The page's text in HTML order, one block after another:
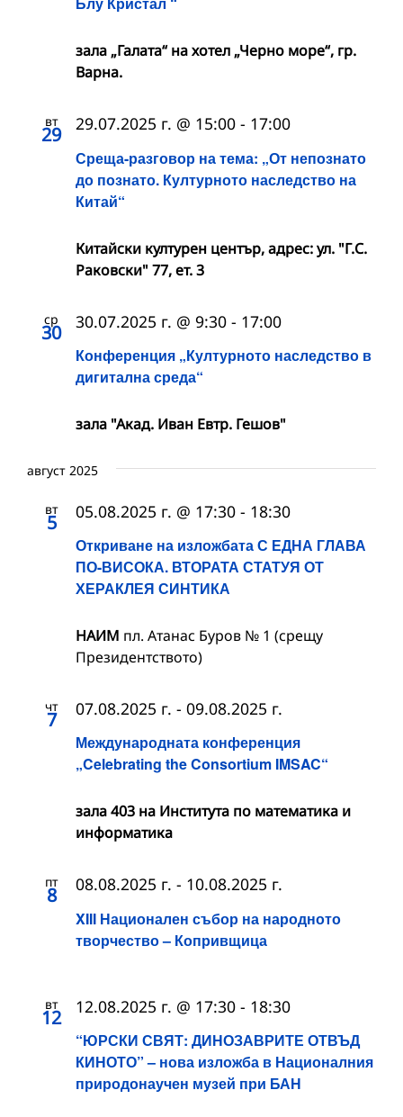
зала „Галата“ на хотел „Черно море“, гр.
Варна.
вт
29
Среща-разговор на тема: „От непознато
до познато. Културното наследство на
Китай“
29.07.2025 г. @ 15:00 - 17:00
Китайски културен център, адрес: ул. "Г.С.
Раковски" 77, ет. 3
ср
30
Конференция „Културното наследство в
дигитална среда“
30.07.2025 г. @ 9:30 - 17:00
зала "Акад. Иван Евтр. Гешов"
август 2025
вт
5
Откриване на изложбата С ЕДНА ГЛАВА
ПО-ВИСОКА. ВТОРАТА СТАТУЯ ОТ
ХЕРАКЛЕЯ СИНТИКА
05.08.2025 г. @ 17:30 - 18:30
НАИМ пл. Атанас Буров № 1 (срещу
Президентството)
чт
7
Международната конференция
„Celebrating the Consortium IMSAC“
07.08.2025 г. - 09.08.2025 г.
зала 403 на Института по математика и
информатика
пт
8
XIII Национален събор на народното
творчество – Копривщица
08.08.2025 г. - 10.08.2025 г.
вт
12
“ЮРСКИ СВЯТ: ДИНОЗАВРИТЕ ОТВЪД
КИНОТО” – нова изложба в Националния
природонаучен музей при БАН
12.08.2025 г. @ 17:30 - 18:30